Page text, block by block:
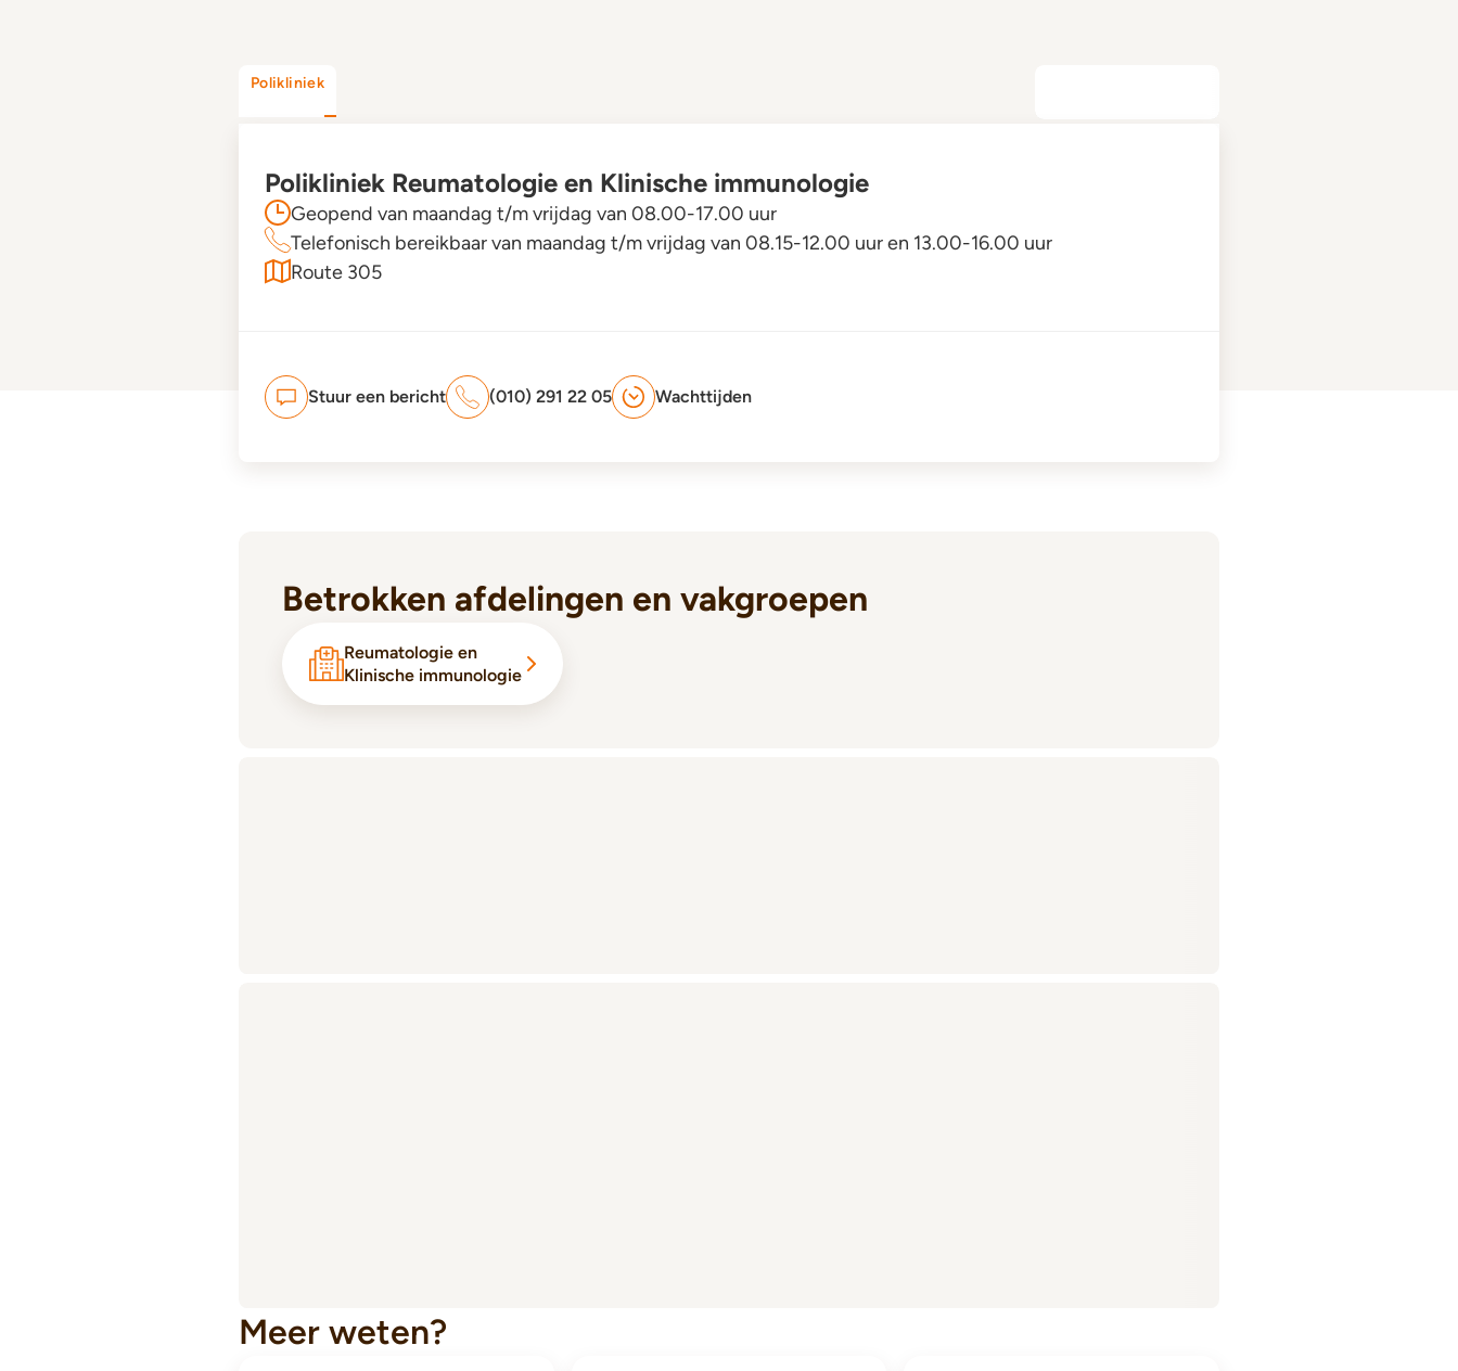
Polikliniek
Polikliniek Reumatologie en Klinische immunologie
Geopend van maandag t/m vrijdag van 08.00-17.00 uur
Telefonisch bereikbaar van maandag t/m vrijdag van 08.15-12.00 uur en 13.00-16.00 uur
Route 305
Stuur een bericht (010) 291 22 05 Wachttijden
Betrokken afdelingen en vakgroepen
Reumatologie en
Klinische immunologie
Meer weten?